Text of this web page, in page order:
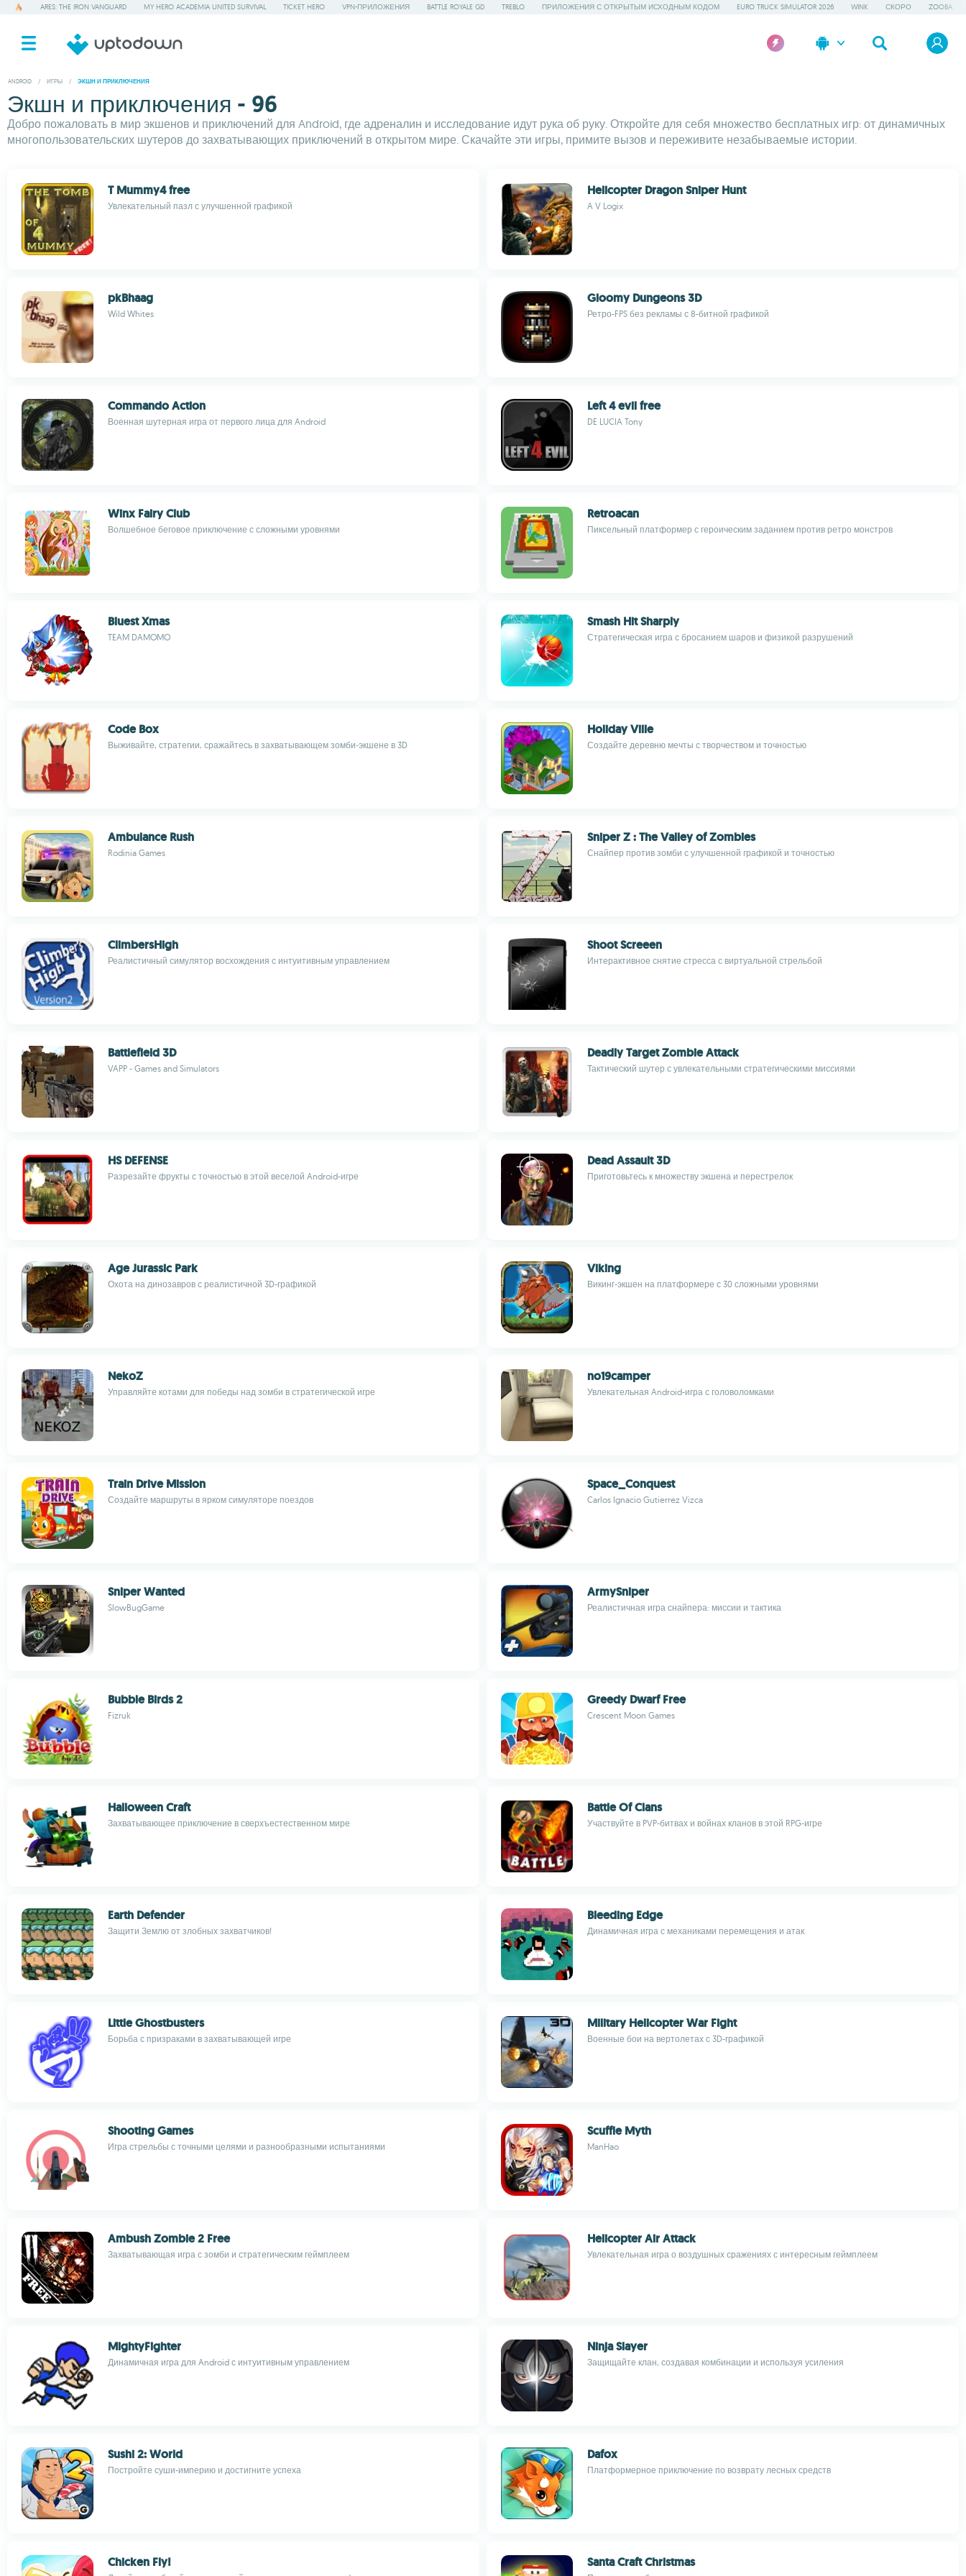
ARES: THE IRON VANGUARD MY HERO ACADEMIA UNITED SURVIVAL TICKET HERO VPN-ПРИЛОЖЕНИЯ BATTLE ROYALE GD TREBLO ПРИЛОЖЕНИЯ С ОТКРЫТЫМ ИСХОДНЫМ КОДОМ EURO TRUCK SIMULATOR 2026 WINK СКОРО ZOOBA
ANDROID / ИГРЫ / ЭКШН И ПРИКЛЮЧЕНИЯ
Экшн и приключения - 96
Добро пожаловать в мир экшенов и приключений для Android, где адреналин и исследование идут рука об руку. Откройте для себя множество бесплатных игр: от динамичных
многопользовательских шутеров до захватывающих приключений в открытом мире. Скачайте эти игры, примите вызов и переживите незабываемые истории.
T Mummy4 free
Увлекательный пазл с улучшенной графикой
Helicopter Dragon Sniper Hunt
A V Logix
pkBhaag
Wild Whites
Gloomy Dungeons 3D
Ретро-FPS без рекламы с 8-битной графикой
Commando Action
Военная шутерная игра от первого лица для Android
Left 4 evil free
DE LUCIA Tony
Winx Fairy Club
Волшебное беговое приключение с сложными уровнями
Retroacan
Пиксельный платформер с героическим заданием против ретро монстров
Bluest Xmas
TEAM DAMOMO
Smash Hit Sharply
Стратегическая игра с бросанием шаров и физикой разрушений
Code Box
Выживайте, стратегии, сражайтесь в захватывающем зомби-экшене в 3D
Holiday Ville
Создайте деревню мечты с творчеством и точностью
Ambulance Rush
Rodinia Games
Sniper Z : The Valley of Zombies
Снайпер против зомби с улучшенной графикой и точностью
ClimbersHigh
Реалистичный симулятор восхождения с интуитивным управлением
Shoot Screeen
Интерактивное снятие стресса с виртуальной стрельбой
Battlefield 3D
VAPP - Games and Simulators
Deadly Target Zombie Attack
Тактический шутер с увлекательными стратегическими миссиями
HS DEFENSE
Разрезайте фрукты с точностью в этой веселой Android-игре
Dead Assault 3D
Приготовьтесь к множеству экшена и перестрелок
Age Jurassic Park
Охота на динозавров с реалистичной 3D-графикой
Viking
Викинг-экшен на платформере с 30 сложными уровнями
NekoZ
Управляйте котами для победы над зомби в стратегической игре
no19camper
Увлекательная Android-игра с головоломками
Train Drive Mission
Создайте маршруты в ярком симуляторе поездов
Space_Conquest
Carlos Ignacio Gutierrez Vizca
Sniper Wanted
SlowBugGame
ArmySniper
Реалистичная игра снайпера: миссии и тактика
Bubble Birds 2
Fizruk
Greedy Dwarf Free
Crescent Moon Games
Halloween Craft
Захватывающее приключение в сверхъестественном мире
Battle Of Clans
Участвуйте в PVP-битвах и войнах кланов в этой RPG-игре
Earth Defender
Защити Землю от злобных захватчиков!
Bleeding Edge
Динамичная игра с механиками перемещения и атак
Little Ghostbusters
Борьба с призраками в захватывающей игре
Military Helicopter War Fight
Военные бои на вертолетах с 3D-графикой
Shooting Games
Игра стрельбы с точными целями и разнообразными испытаниями
Scuffle Myth
ManHao
Ambush Zombie 2 Free
Захватывающая игра с зомби и стратегическим геймплеем
Helicopter Air Attack
Увлекательная игра о воздушных сражениях с интересным геймплеем
MightyFighter
Динамичная игра для Android с интуитивным управлением
Ninja Slayer
Защищайте клан, создавая комбинации и используя усиления
Sushi 2: World
Постройте суши-империю и достигните успеха
Dafox
Платформерное приключение по возврату лесных средств
Chicken Fly! Santa Craft Christmas